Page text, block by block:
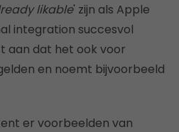
likable' zijn als Apple
integration succesvol
aan dat het ook voor
en noemt bijvoorbeeld
er voorbeelden van